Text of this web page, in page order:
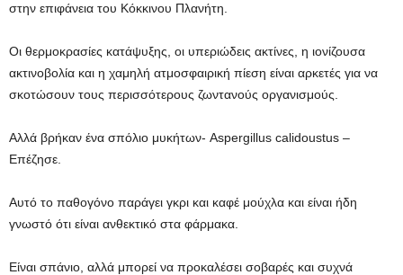
στην επιφάνεια του Κόκκινου Πλανήτη.
Οι θερμοκρασίες κατάψυξης, οι υπεριώδεις ακτίνες, η ιονίζουσα
ακτινοβολία και η χαμηλή ατμοσφαιρική πίεση είναι αρκετές για να
σκοτώσουν τους περισσότερους ζωντανούς οργανισμούς.
Αλλά βρήκαν ένα σπόλιο μυκήτων- Aspergillus calidoustus –
Επέζησε.
Αυτό το παθογόνο παράγει γκρι και καφέ μούχλα και είναι ήδη
γνωστό ότι είναι ανθεκτικό στα φάρμακα.
Είναι σπάνιο, αλλά μπορεί να προκαλέσει σοβαρές και συχνά